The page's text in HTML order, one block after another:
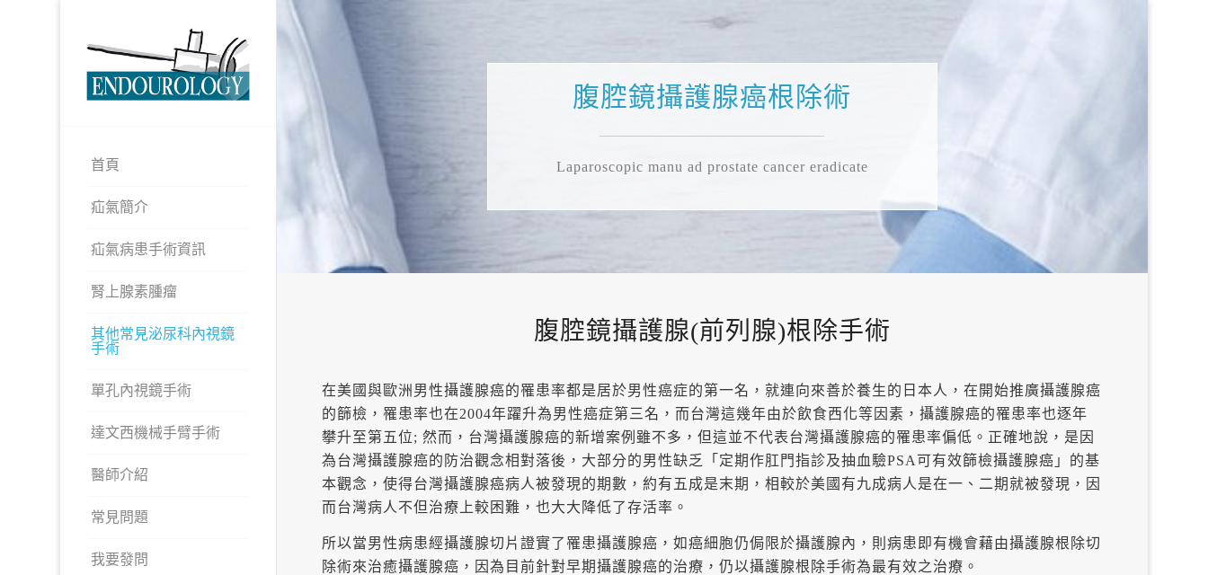
首頁
疝氣簡介
疝氣病患手術資訊
腎上腺素腫瘤
其他常見泌尿科內視鏡
手術
單孔內視鏡手術
達文西機械手臂手術
醫師介紹
常見問題
我要發問
腹腔鏡攝護腺癌根除術
Laparoscopic manu ad prostate cancer eradicate
腹腔鏡攝護腺(前列腺)根除手術
在美國與歐洲男性攝護腺癌的罹患率都是居於男性癌症的第一名，就連向來善於養生的日本人，在開始推廣攝護腺癌
的篩檢，罹患率也在2004年躍升為男性癌症第三名，而台灣這幾年由於飲食西化等因素，攝護腺癌的罹患率也逐年
攀升至第五位; 然而，台灣攝護腺癌的新增案例雖不多，但這並不代表台灣攝護腺癌的罹患率偏低。正確地說，是因
為台灣攝護腺癌的防治觀念相對落後，大部分的男性缺乏「定期作肛門指診及抽血驗PSA可有效篩檢攝護腺癌」的基
本觀念，使得台灣攝護腺癌病人被發現的期數，約有五成是末期，相較於美國有九成病人是在一、二期就被發現，因
而台灣病人不但治療上較困難，也大大降低了存活率。
所以當男性病患經攝護腺切片證實了罹患攝護腺癌，如癌細胞仍侷限於攝護腺內，則病患即有機會藉由攝護腺根除切
除術來治癒攝護腺癌，因為目前針對早期攝護腺癌的治療，仍以攝護腺根除手術為最有效之治療。